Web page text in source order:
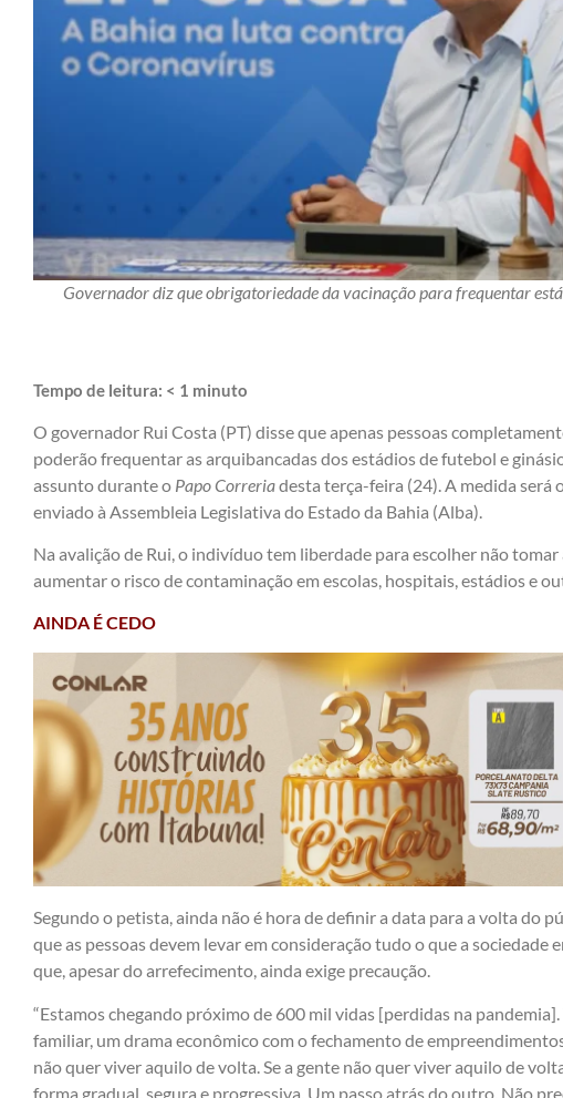
Governador diz que obrigatoriedade da vacinação para frequentar
Tempo de leitura: < 1 minuto
O governador Rui Costa (PT) disse que apenas pessoas
poderão frequentar as arquibancadas dos estádios de futebol e
assunto durante o Papo Correriadesta terça-feira (24). A medida será
enviado à Assembleia Legislativa do Estado da Bahia (Alba).
Na avalição de Rui, o indivíduo tem liberdade para escolher não
aumentar o risco de contaminação em escolas, hospitais, estádios e
AINDA É CEDO
Segundo o petista, ainda não é hora de definir a data para a volta do
que as pessoas devem levar em consideração tudo o que a sociedade
que, apesar do arrefecimento, ainda exige precaução.
“Estamos chegando próximo de 600 mil vidas [perdidas na
familiar, um drama econômico com o fechamento de
não quer viver aquilo de volta. Se a gente não quer viver aquilo de
forma gradual, segura e progressiva. Um passo atrás do outro. Não